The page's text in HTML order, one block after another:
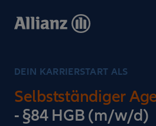
zum
DEIN KARRIERSTART ALS
Selbstständiger
- §84 HGB (m/w/d)